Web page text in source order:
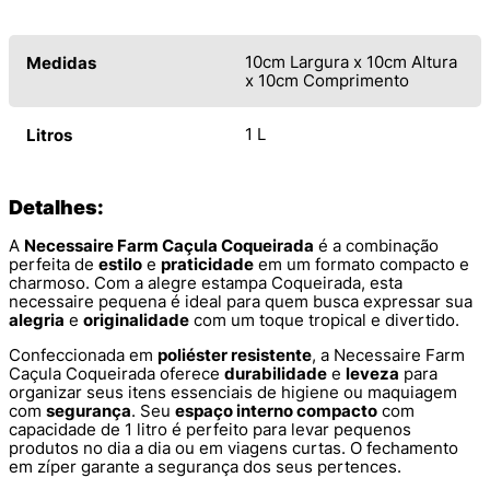
Medidas
10cm Largura x 10cm Altura
x 10cm Comprimento
Litros 1 L
Detalhes:
A Necessaire Farm Caçula Coqueirada é a combinação
perfeita de estilo e praticidade em um formato compacto e
charmoso. Com a alegre estampa Coqueirada, esta
necessaire pequena é ideal para quem busca expressar sua
alegria e originalidade com um toque tropical e divertido.
Confeccionada em poliéster resistente, a Necessaire Farm
Caçula Coqueirada oferece durabilidade e leveza para
organizar seus itens essenciais de higiene ou maquiagem
com segurança. Seu espaço interno compacto com
capacidade de 1 litro é perfeito para levar pequenos
produtos no dia a dia ou em viagens curtas. O fechamento
em zíper garante a segurança dos seus pertences.